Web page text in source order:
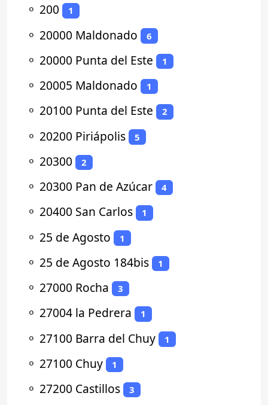
⚬ 200 1
⚬ 20000 Maldonado 6
⚬ 20000 Punta del Este 1
⚬ 20005 Maldonado 1
⚬ 20100 Punta del Este 2
⚬ 20200 Piriápolis 5
⚬ 20300 2
⚬ 20300 Pan de Azúcar 4
⚬ 20400 San Carlos 1
⚬ 25 de Agosto 1
⚬ 25 de Agosto 184bis 1
⚬ 27000 Rocha 3
⚬ 27004 la Pedrera 1
⚬ 27100 Barra del Chuy 1
⚬ 27100 Chuy 1
⚬ 27200 Castillos 3